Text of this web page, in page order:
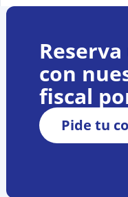
con
fiscal
Pide tu